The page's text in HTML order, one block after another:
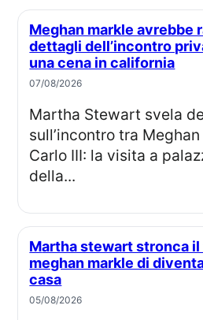
Meghan markle avrebbe raccontato
dettagli dell’incontro
una cena in california
07/08/2026
Martha Stewart svela dettagli
sull’incontro tra
Carlo III: la visita a
della...
Martha stewart stronca il tentativo di
meghan markle di
casa
05/08/2026